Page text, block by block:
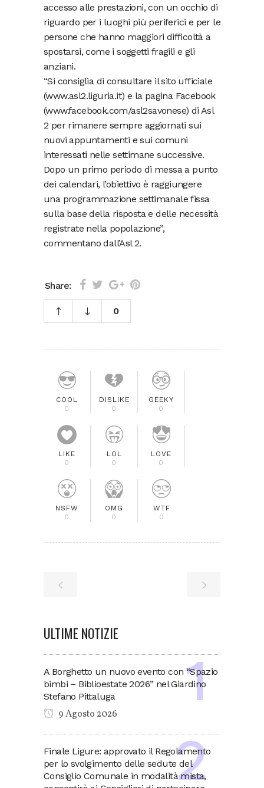
accesso alle prestazioni, con un occhio di
riguardo per i luoghi più periferici e per le
persone che hanno maggiori difficoltà a
spostarsi, come i soggetti fragili e gli
anziani.
“Si consiglia di consultare il sito ufficiale
(www.asl2.liguria.it) e la pagina Facebook
(www.facebook.com/asl2savonese) di Asl
2 per rimanere sempre aggiornati sui
nuovi appuntamenti e sui comuni
interessati nelle settimane successive.
Dopo un primo periodo di messa a punto
dei calendari, l’obiettivo è raggiungere
una programmazione settimanale fissa
sulla base della risposta e delle necessità
registrate nella popolazione”,
commentano dall’Asl 2.
Share:
0
COOL
0
DISLIKE
0
GEEKY
0
LIKE
0
LOL
0
LOVE
0
NSFW
0
OMG
0
WTF
0
ULTIME NOTIZIE
A Borghetto un nuovo evento con “Spazio
bimbi – Biblioestate 2026” nel Giardino
Stefano Pittaluga
9 Agosto 2026
Finale Ligure: approvato il Regolamento
per lo svolgimento delle sedute del
Consiglio Comunale in modalità mista,